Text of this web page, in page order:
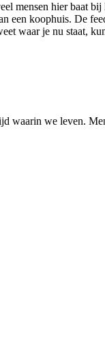
mensen hier baat bij
een koophuis. De
waar je nu staat,
waarin we leven.